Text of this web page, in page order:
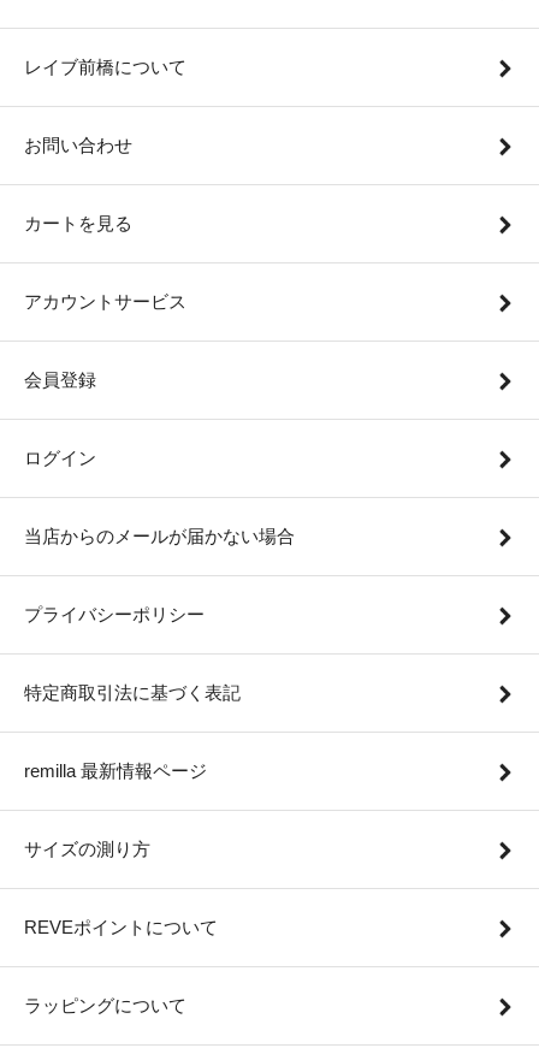
レイブ前橋について
お問い合わせ
カートを見る
アカウントサービス
会員登録
ログイン
当店からのメールが届かない場合
プライバシーポリシー
特定商取引法に基づく表記
remilla 最新情報ページ
サイズの測り方
REVEポイントについて
ラッピングについて